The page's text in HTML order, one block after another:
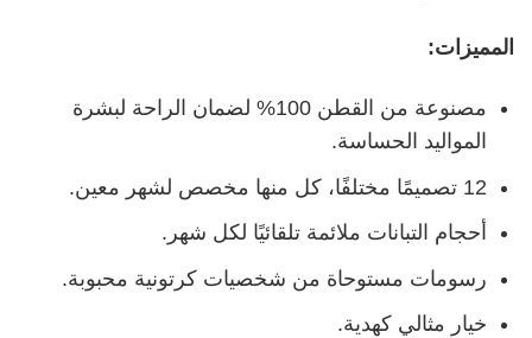
المميزات:
مصنوعة من القطن 100% لضمان الراحة لبشرة
المواليد الحساسة.
12 تصميمًا مختلفًا، كل منها مخصص لشهر معين.
أحجام التبانات ملائمة تلقائيًا لكل شهر.
رسومات مستوحاة من شخصيات كرتونية محبوبة.
خيار مثالي كهدية.